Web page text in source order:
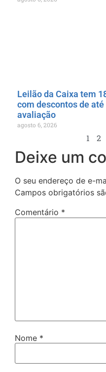
Leilão da Caixa tem
com descontos de até
avaliação
agosto 6, 2026
1 2
Deixe um
O seu endereço de e-
Campos obrigatórios
Comentário *
Nome *